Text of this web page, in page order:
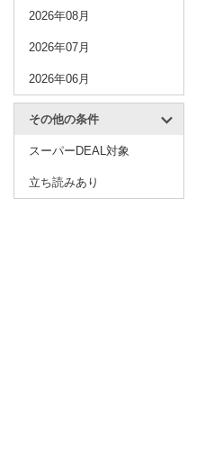
2026年08月
2026年07月
2026年06月
その他の条件
スーパーDEAL対象
立ち読みあり